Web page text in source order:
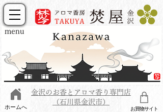
menu
ホームへ お買物サイト
金沢のお香とアロマ香り専門店
（石川県金沢市）